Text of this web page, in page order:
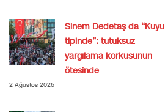
Sinem Dedetaş da “Kuyu
tipinde”: tutuksuz
yargılama korkusunun
ötesinde
2 Ağustos 2026